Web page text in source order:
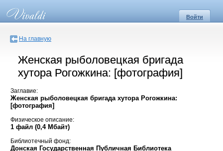
Войти
На главную
Женская рыболовецкая бригада
хутора Рогожкина: [фотография]
Заглавие:
Женская рыболовецкая бригада хутора Рогожкина:
[фотография]
Физическое описание:
1 файл (0,4 Мбайт)
Библиотечный фонд:
Донская Государственная Публичная Библиотека